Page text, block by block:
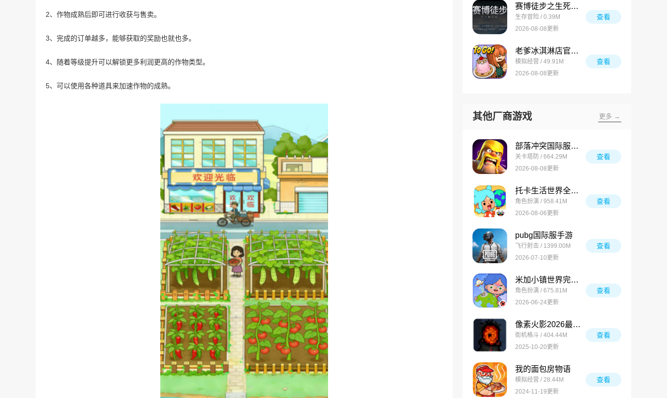
2、作物成熟后即可进行收获与售卖。
3、完成的订单越多，能够获取的奖励也就也多。
4、随着等级提升可以解锁更多利润更高的作物类型。
5、可以使用各种道具来加速作物的成熟。
赛博徒步之生死鳌太线
生存冒险 / 0.39M
2026-08-08更新
查看
老爹冰淇淋店官方版
模拟经营 / 49.91M
2026-08-08更新
查看
其他厂商游戏 更多 →
部落冲突国际服最新版
关卡塔防 / 664.29M
2026-08-08更新
查看
托卡生活世界全解锁版
角色扮演 / 958.41M
2026-08-06更新
查看
pubg国际服手游
飞行射击 / 1399.00M
2026-07-10更新
查看
米加小镇世界完整版
角色扮演 / 675.81M
2026-06-24更新
查看
像素火影2026最新版
街机格斗 / 404.44M
2025-10-20更新
查看
我的面包房物语
模拟经营 / 28.44M
2024-11-19更新
查看